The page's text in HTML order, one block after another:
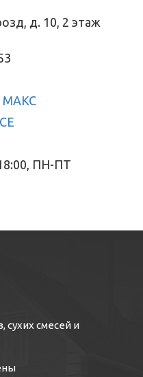
д. 10, 2 этаж
МАКС
ПН-ПТ
сухих смесей и